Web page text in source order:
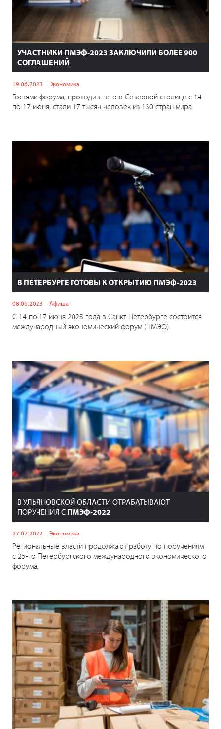
УЧАСТНИКИ ПМЭФ-2023 ЗАКЛЮЧИЛИ БОЛЕЕ 900
СОГЛАШЕНИЙ
19.06.2023 Экономика
Гостями форума, проходившего в Северной столице с 14
по 17 июня, стали 17 тысяч человек из 130 стран мира.
В ПЕТЕРБУРГЕ ГОТОВЫ К ОТКРЫТИЮ ПМЭФ-2023
08.06.2023 Афиша
С 14 по 17 июня 2023 года в Санкт-Петербурге состоится
международный экономический форум (ПМЭФ).
В УЛЬЯНОВСКОЙ ОБЛАСТИ ОТРАБАТЫВАЮТ
ПОРУЧЕНИЯ С ПМЭФ-2022
27.07.2022 Экономика
Региональные власти продолжают работу по поручениям
с 25-го Петербургского международного экономического
форума.